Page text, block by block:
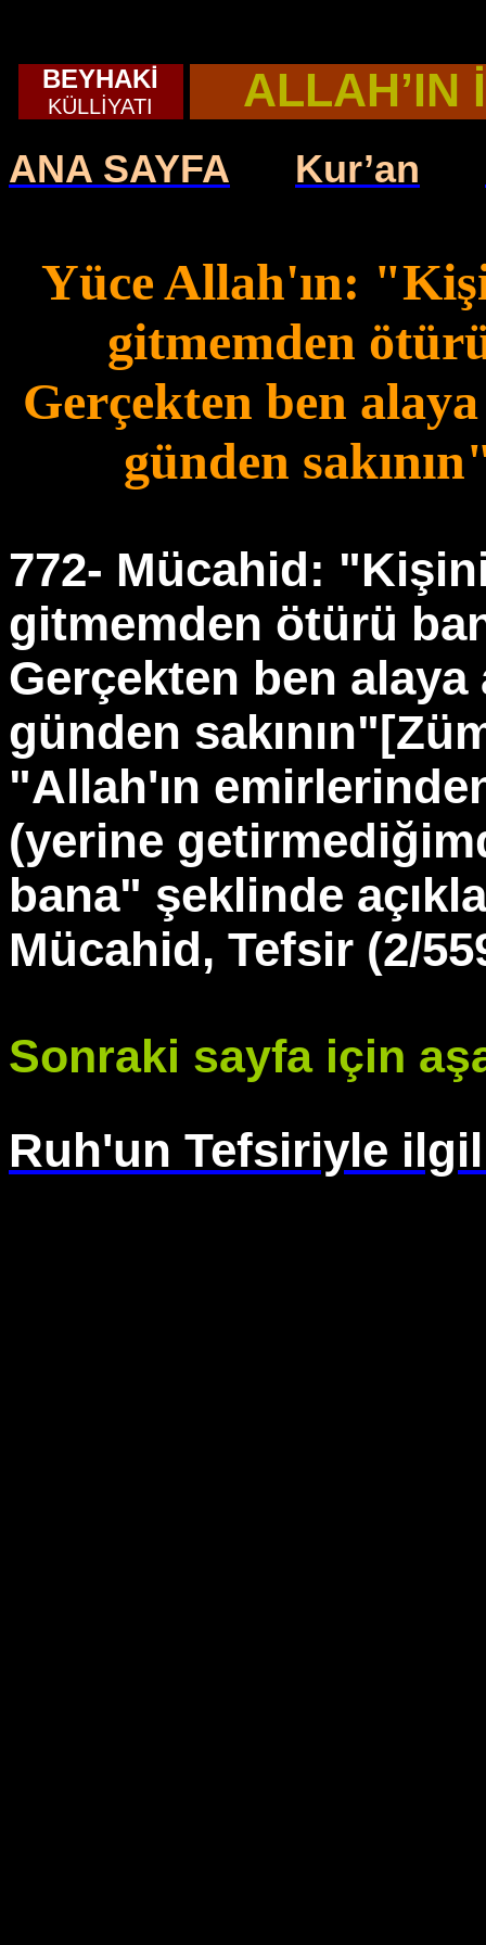
BEYHAKİ
KÜLLİYATI ALLAH’IN
ANA SAYFA Kur’an
Yüce Allah'ın:
gitmemden
Gerçekten ben
günden
772- Mücahid:
gitmemden ötürü
Gerçekten ben
günden
"Allah'ın
(yerine
bana" şeklinde
Mücahid, Tefsir (2/
Sonraki sayfa için
Ruh'un Tefsiriyle